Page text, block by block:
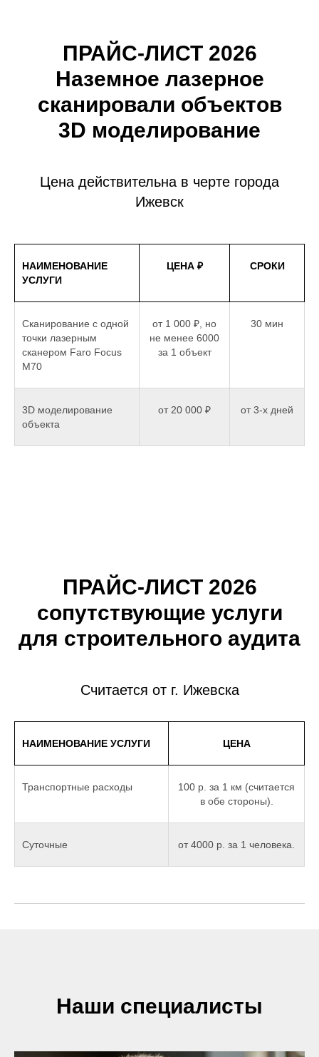
ПРАЙС-ЛИСТ 2026
Наземное лазерное
сканировали объектов
3D моделирование
Цена действительна в черте города
Ижевск
НАИМЕНОВАНИЕ
УСЛУГИ
ЦЕНА ₽ СРОКИ
Сканирование с одной
точки лазерным
сканером Faro Focus
M70
от 1 000 ₽, но
не менее 6000
за 1 объект
30 мин
3D моделирование
объекта
от 20 000 ₽ от 3-х дней
ПРАЙС-ЛИСТ 2026
сопутствующие услуги
для строительного аудита
Считается от г. Ижевска
НАИМЕНОВАНИЕ УСЛУГИ ЦЕНА
Транспортные расходы
100 р. за 1 км (считается
в обе стороны).
Суточные от 4000 р. за 1 человека.
Наши специалисты